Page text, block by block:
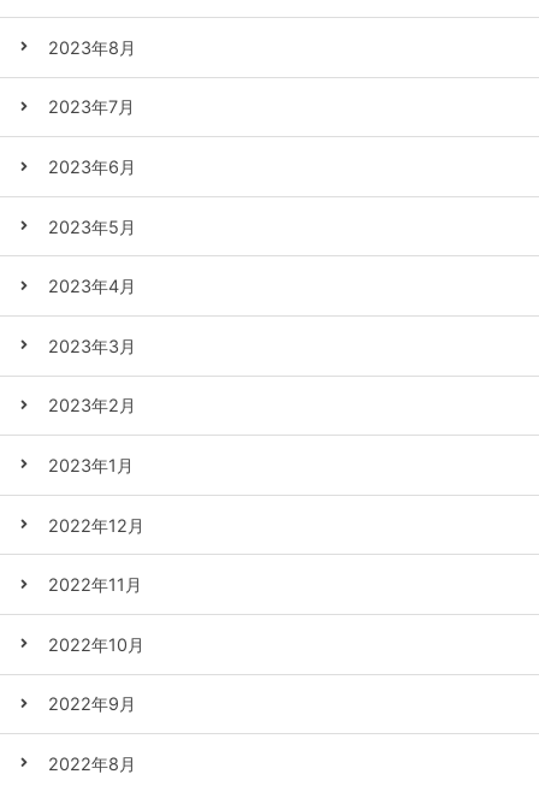
2023年8月
2023年7月
2023年6月
2023年5月
2023年4月
2023年3月
2023年2月
2023年1月
2022年12月
2022年11月
2022年10月
2022年9月
2022年8月